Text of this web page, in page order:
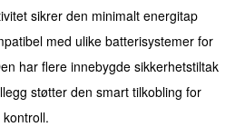
sikrer den minimalt energitap
med ulike batterisystemer for
har flere innebygde sikkerhetstiltak
støtter den smart tilkobling for